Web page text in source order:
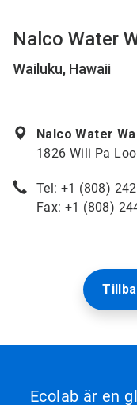
Nalco Water
Wailuku, Hawaii
Nalco Water
1826 Wili Pa
Tel: +1 (808)
Fax: +1 (808)
Ecolab är en